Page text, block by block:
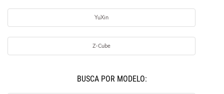
YuXin
Z-Cube
BUSCÁ POR MODELO: